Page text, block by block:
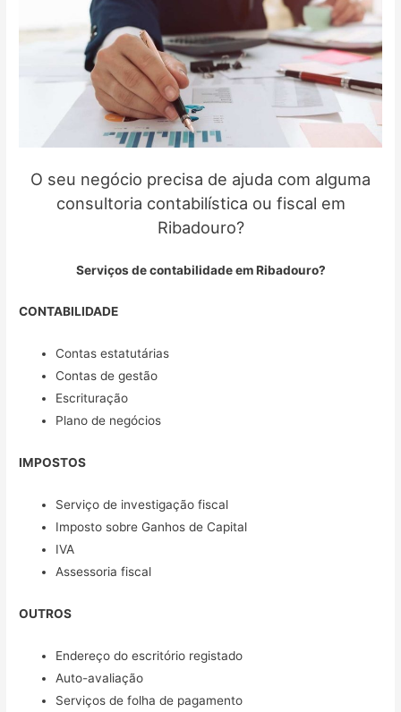
O seu negócio precisa de ajuda com alguma
consultoria contabilística ou fiscal em
Ribadouro?
Serviços de contabilidade em Ribadouro?
CONTABILIDADE
Contas estatutárias
Contas de gestão
Escrituração
Plano de negócios
IMPOSTOS
Serviço de investigação fiscal
Imposto sobre Ganhos de Capital
IVA
Assessoria fiscal
OUTROS
Endereço do escritório registado
Auto-avaliação
Serviços de folha de pagamento